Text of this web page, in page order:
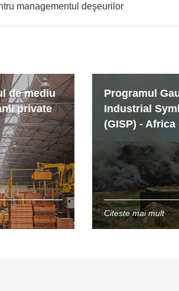
managementul deşeurilor
de mediu
private
Programul
Industrial
(GISP) - Africa
Citeste mai mult